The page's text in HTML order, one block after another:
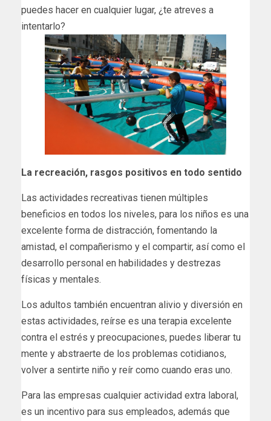
puedes hacer en cualquier lugar, ¿te atreves a
intentarlo?
La recreación, rasgos positivos en todo sentido
Las actividades recreativas tienen múltiples
beneficios en todos los niveles, para los niños es una
excelente forma de distracción, fomentando la
amistad, el compañerismo y el compartir, así como el
desarrollo personal en habilidades y destrezas
físicas y mentales.
Los adultos también encuentran alivio y diversión en
estas actividades, reírse es una terapia excelente
contra el estrés y preocupaciones, puedes liberar tu
mente y abstraerte de los problemas cotidianos,
volver a sentirte niño y reír como cuando eras uno.
Para las empresas cualquier actividad extra laboral,
es un incentivo para sus empleados, además que